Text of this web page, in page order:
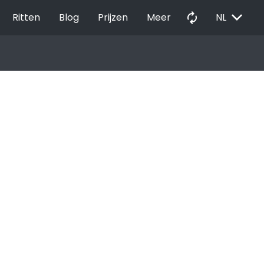
Ritten Blog Prijzen Meer autorenew NL EXPAND_MORE